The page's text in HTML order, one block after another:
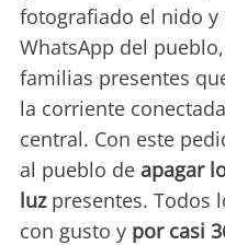
fotografiado el nido
WhatsApp del
familias presentes
la corriente
central. Con este
al pueblo de apagar
luz presentes. Todos
con gusto y por casi